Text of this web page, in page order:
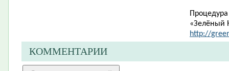
«Зелёный
http://
КОММЕНТАРИИ